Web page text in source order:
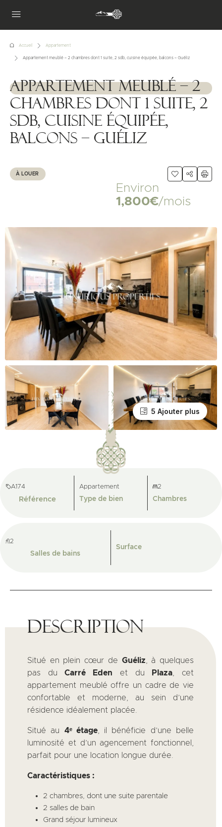
Accueil Appartement
Appartement meublé – 2 chambres dont 1 suite, 2 sdb, cuisine équipée, balcons – Guéliz
1111111
Appartement meublé – 2
chambres dont 1 suite, 2
sdb, cuisine équipée,
balcons – Guéliz
À LOUER
Environ
1,800€/mois
5 Ajouter plus
A174
Référence
Appartement
Type de bien
2
Chambres
2
Salles de bains
Surface
Description
Situé en plein cœur de Guéliz , à quelques
pas duCarré Eden et du Plaza , cet
appartement meublé offre un cadre de vie
confortable et moderne, au sein d’une
résidence idéalement placée.
Situé au 4ᵉ étage, il bénéficie d’une belle
luminosité et d’un agencement fonctionnel,
parfait pour une location longue durée.
Caractéristiques :
2 chambres, dont une suite parentale
2 salles de bain
Grand séjour lumineux